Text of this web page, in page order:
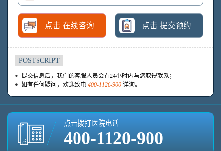
点击 在线咨询 点击 提交预约
POSTSCRIPT
提交信息后，我们的客服人员会在24小时内与您取得联系；
如有任何疑问，欢迎致电 400-1120-900 详询。
点击拨打医院电话
400-1120-900